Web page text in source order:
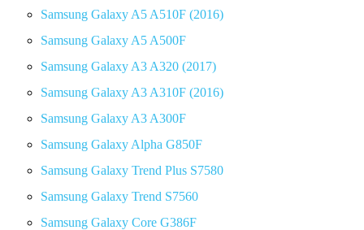
Samsung Galaxy A5 A510F (2016)
Samsung Galaxy A5 A500F
Samsung Galaxy A3 A320 (2017)
Samsung Galaxy A3 A310F (2016)
Samsung Galaxy A3 A300F
Samsung Galaxy Alpha G850F
Samsung Galaxy Trend Plus S7580
Samsung Galaxy Trend S7560
Samsung Galaxy Core G386F